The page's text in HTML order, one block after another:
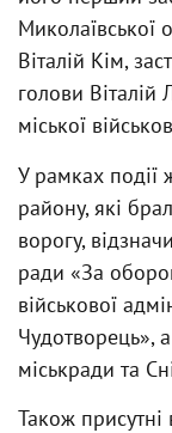
Миколаївської
Віталій Кім,
голови Віталій
міської
У рамках події
району, які
ворогу,
ради «За
військової
Чудотворець»,
міськради та
Також присутні